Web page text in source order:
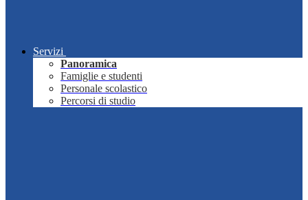
Servizi
Panoramica
Famiglie e studenti
Personale scolastico
Percorsi di studio